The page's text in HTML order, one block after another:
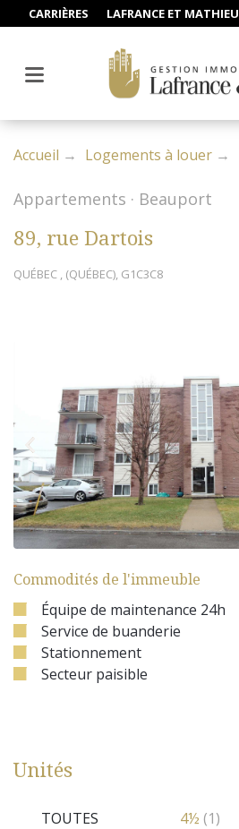
CARRIÈRES LAFRANCE ET
Accueil Logements à louer
Appartements · Beauport
89, rue Dartois
QUÉBEC , (QUÉBEC), G1C3C8
Commodités de l'immeuble
Équipe de maintenance 24h
Service de buanderie
Stationnement
Secteur paisible
Unités
TOUTES 4½ (1)